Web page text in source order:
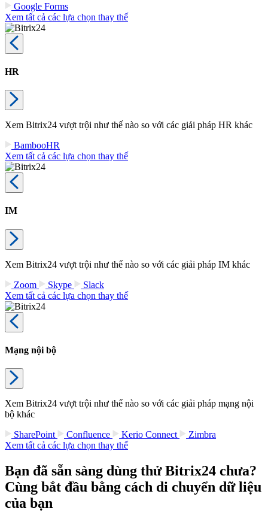
Google Forms
Xem tất cả các lựa chọn thay thế
HR
Xem Bitrix24 vượt trội như thế nào so với các giải pháp HR khác
BambooHR
Xem tất cả các lựa chọn thay thế
IM
Xem Bitrix24 vượt trội như thế nào so với các giải pháp IM khác
Zoom
Skype
Slack
Xem tất cả các lựa chọn thay thế
Mạng nội bộ
Xem Bitrix24 vượt trội như thế nào so với các giải pháp mạng nội
bộ khác
SharePoint
Confluence Kerio Connect
Zimbra
Xem tất cả các lựa chọn thay thế
Bạn đã sẵn sàng dùng thử Bitrix24 chưa?
Cùng bắt đầu bằng cách di chuyển dữ liệu
của bạn